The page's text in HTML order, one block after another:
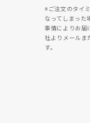
※ご注文のタイ
なってしまった
事情によりお届
社よりメールま
す。